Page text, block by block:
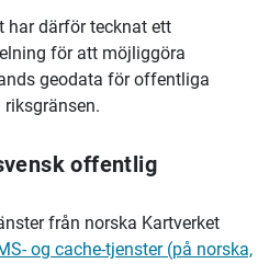
har därför tecknat ett
för att möjliggöra
geodata för offentliga
offentlig
från norska Kartverket
og cache-tjenster (på norska,